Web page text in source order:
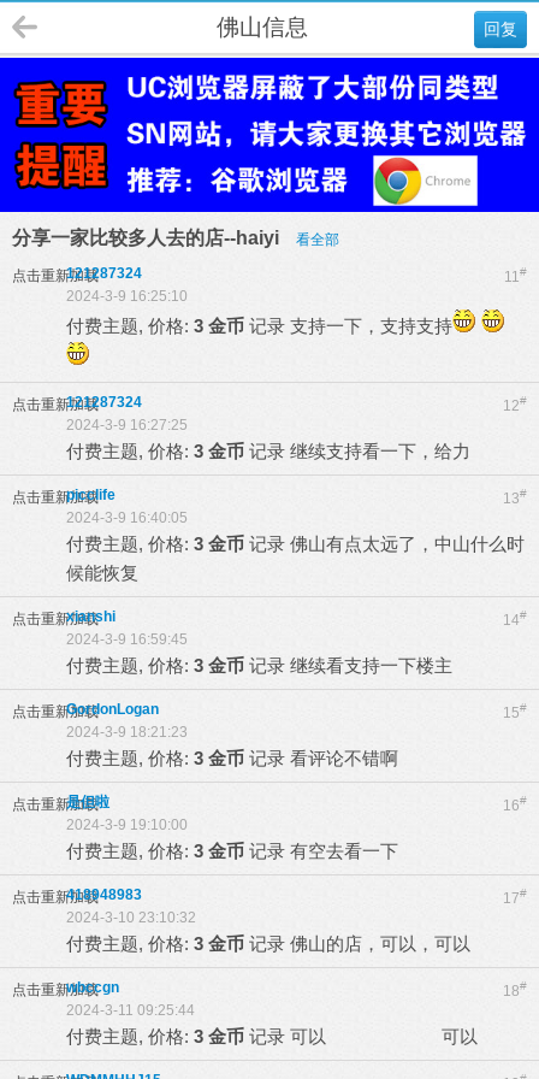
回复
佛山信息
分享一家比较多人去的店--haiyi 看全部
点击重新加载 11#
121287324
2024-3-9 16:25:10
付费主题, 价格: 3 金币 记录 支持一下，支持支持
点击重新加载 12#
121287324
2024-3-9 16:27:25
付费主题, 价格: 3 金币 记录 继续支持看一下，给力
点击重新加载 13#
picclife
2024-3-9 16:40:05
付费主题, 价格: 3 金币 记录 佛山有点太远了，中山什么时
候能恢复
点击重新加载 14#
xianshi
2024-3-9 16:59:45
付费主题, 价格: 3 金币 记录 继续看支持一下楼主
点击重新加载 15#
GordonLogan
2024-3-9 18:21:23
付费主题, 价格: 3 金币 记录 看评论不错啊
点击重新加载 16#
是但啦
2024-3-9 19:10:00
付费主题, 价格: 3 金币 记录 有空去看一下
点击重新加载 17#
418948983
2024-3-10 23:10:32
付费主题, 价格: 3 金币 记录 佛山的店，可以，可以
点击重新加载 18#
wbccgn
2024-3-11 09:25:44
付费主题, 价格: 3 金币 记录 可以 可以